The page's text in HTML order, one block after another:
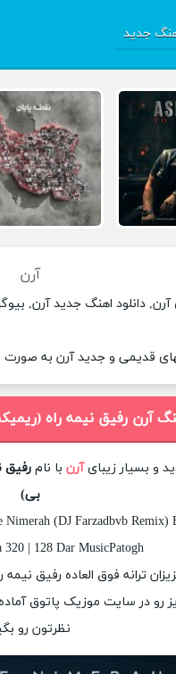
جدید
آرن
دانلود اهنگ جدید آرن,
قدیمی و جدید آرن به
آرن رفیق نیمه راه
و بسیار زیبایآرن با نامرفیق
بی)
(DJ Farzadbvb Remix)
320 | 128 Dar MusicPatogh
ترانه فوق العاده رفیق
رو در سایت موزیک پاتوق
نظرتون رو